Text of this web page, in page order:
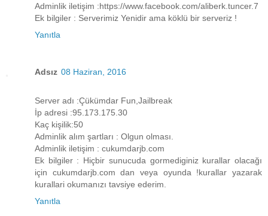
Adminlik iletişim :https://www.facebook.com/aliberk.tuncer.7
Ek bilgiler : Serverimiz Yenidir ama köklü bir serveriz !
Yanıtla
Adsız 08 Haziran, 2016
Server adı :Çükümdar Fun,Jailbreak
İp adresi :95.173.175.30
Kaç kişilik:50
Adminlik alım şartları : Olgun olması.
Adminlik iletişim : cukumdarjb.com
Ek bilgiler : Hiçbir sunucuda gormediginiz kurallar olacağı
için cukumdarjb.com dan veya oyunda !kurallar yazarak
kurallari okumanızı tavsiye ederim.
Yanıtla